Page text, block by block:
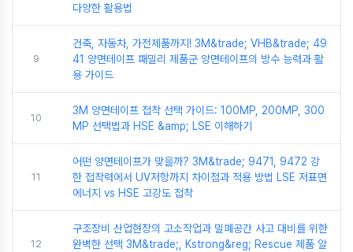
다양한 활용법
9
건축, 자동차, 가전제품까지! 3M&trade; VHB&trade; 49
41 양면테이프 패밀리 제품군 양면테이프의 방수 능력과 활
용 가이드
10
3M 양면테이프 접착 선택 가이드: 100MP, 200MP, 300
MP 선택법과 HSE &amp; LSE 이해하기
11
어떤 양면테이프가 맞을까? 3M&trade; 9471, 9472 강
한 접착력에서 UV저항까지 차이점과 적용 방법 LSE 저표면
에너지 vs HSE 고강도 접착
12
구조장비 산업현장의 고소작업과 밀폐공간 사고 대비를 위한
완벽한 선택 3M&trade;, Kstrong&reg; Rescue 제품 알